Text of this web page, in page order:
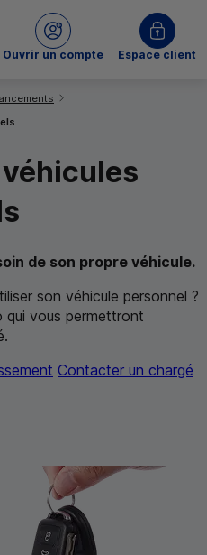
le site
Ouvrir un compte
du Crédit MutuelEspace client
de son propre véhicule.
son véhicule personnel ?
qui vous permettront
Contacter un chargé